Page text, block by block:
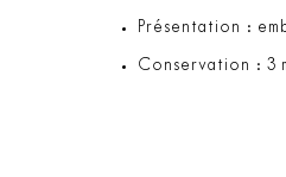
Présentation :
Conservation : 3